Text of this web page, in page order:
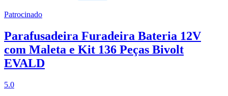
Patrocinado
Parafusadeira Furadeira Bateria 12V
com Maleta e Kit 136 Peças Bivolt
EVALD
5.0